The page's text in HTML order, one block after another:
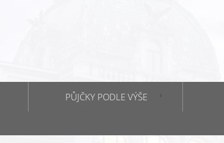
PŮJČKY PODLE VÝŠE